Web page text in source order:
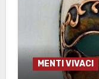
MENTI VIVACI